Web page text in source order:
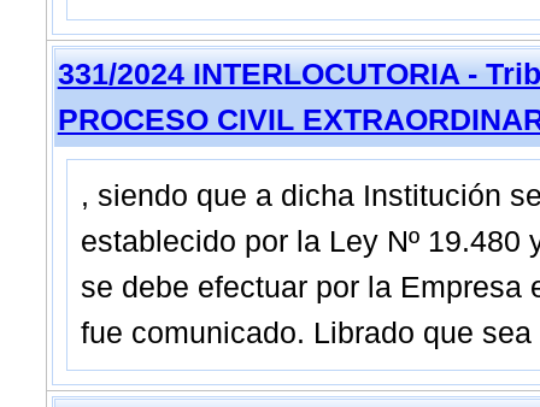
331/2024 INTERLOCUTORIA -
PROCESO CIVIL
, siendo que a dicha Institución
establecido por la Ley Nº
se debe efectuar por la Empresa
fue comunicado. Librado que